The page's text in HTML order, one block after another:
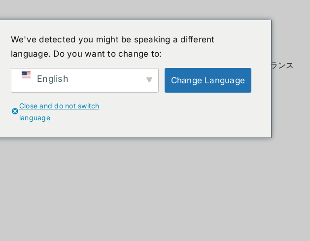
クリアランス
36 Products
We've detected you might be speaking a different
language. Do you want to change to:
English Change Language
Close and do not switch
language